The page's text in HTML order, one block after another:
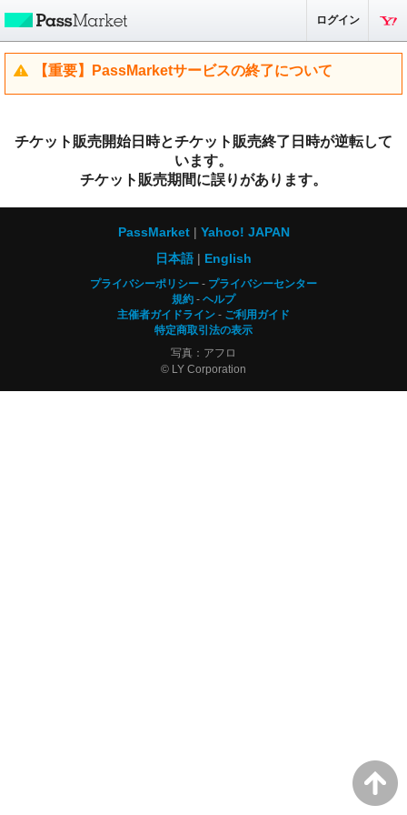
ログイン
【重要】PassMarketサービスの終了について
チケット販売開始日時とチケット販売終了日時が逆転して
います。
チケット販売期間に誤りがあります。
PassMarket
Yahoo! JAPAN
日本語
English
プライバシーポリシー
プライバシーセンター
規約
ヘルプ
主催者ガイドライン
ご利用ガイド
特定商取引法の表示
写真：アフロ
© LY Corporation